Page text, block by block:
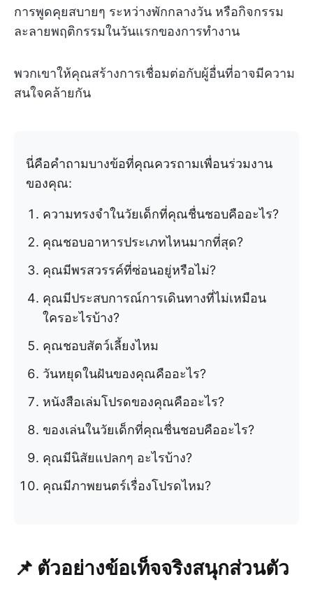
การพูดคุยสบายๆ ระหว่างพักกลางวัน หรือกิจกรรม
ละลายพฤติกรรมในวันแรกของการทำงาน
พวกเขาให้คุณสร้างการเชื่อมต่อกับผู้อื่นที่อาจมีความ
สนใจคล้ายกัน
นี่คือคำถามบางข้อที่คุณควรถามเพื่อนร่วมงาน
ของคุณ:
ความทรงจำในวัยเด็กที่คุณชื่นชอบคืออะไร?
คุณชอบอาหารประเภทไหนมากที่สุด?
คุณมีพรสวรรค์ที่ซ่อนอยู่หรือไม่?
คุณมีประสบการณ์การเดินทางที่ไม่เหมือน
ใครอะไรบ้าง?
คุณชอบสัตว์เลี้ยงไหม
วันหยุดในฝันของคุณคืออะไร?
หนังสือเล่มโปรดของคุณคืออะไร?
ของเล่นในวัยเด็กที่คุณชื่นชอบคืออะไร?
คุณมีนิสัยแปลกๆ อะไรบ้าง?
คุณมีภาพยนตร์เรื่องโปรดไหม?
📌 ตัวอย่างข้อเท็จจริงสนุกส่วนตัว